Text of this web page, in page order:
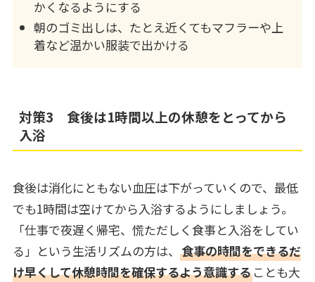
かくなるようにする
朝のゴミ出しは、たとえ近くてもマフラーや上
着など温かい服装で出かける
対策3 食後は1時間以上の休憩をとってから
入浴
食後は消化にともない血圧は下がっていくので、最低
でも1時間は空けてから入浴するようにしましょう。
「仕事で夜遅く帰宅、慌ただしく食事と入浴をしてい
る」という生活リズムの方は、 食事の時間をできるだ
け早くして休憩時間を確保するよう意識することも大